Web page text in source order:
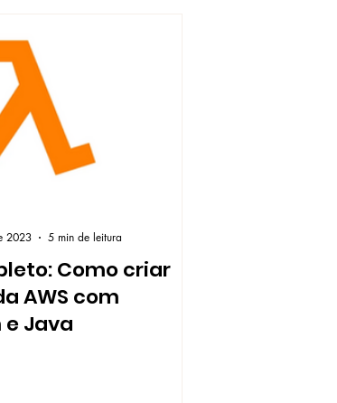
Como criar
AWS com
Java
2023
5 min de leitura